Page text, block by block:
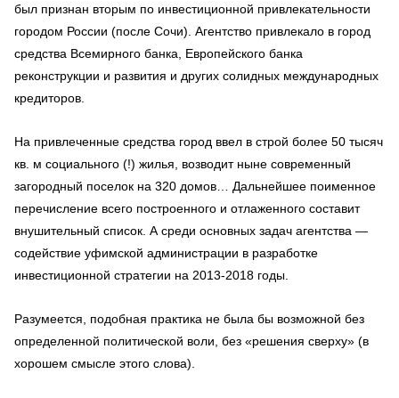
был признан вторым по инвестиционной привлекательности
городом России (после Сочи). Агентство привлекало в город
средства Всемирного банка, Европейского банка
реконструкции и развития и других солидных международных
кредиторов.
На привлеченные средства город ввел в строй более 50 тысяч
кв. м социального (!) жилья, возводит ныне современный
загородный поселок на 320 домов… Дальнейшее поименное
перечисление всего построенного и отлаженного составит
внушительный список. А среди основных задач агентства —
содействие уфимской администрации в разработке
инвестиционной стратегии на 2013-2018 годы.
Разумеется, подобная практика не была бы возможной без
определенной политической воли, без «решения сверху» (в
хорошем смысле этого слова).